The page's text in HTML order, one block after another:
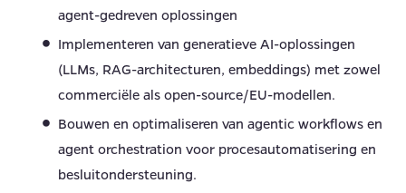
agent-gedreven oplossingen
Implementeren van generatieve AI-oplossingen
(LLMs, RAG-architecturen, embeddings) met zowel
commerciële als open-source/EU-modellen.
Bouwen en optimaliseren van agentic workflows en
agent orchestration voor procesautomatisering en
besluitondersteuning.